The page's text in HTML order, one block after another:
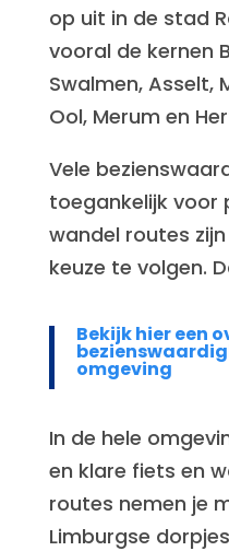
op uit in de stad
vooral de kernen
Swalmen, Asselt,
Ool, Merum en
Vele
toegankelijk voor
wandel routes
keuze te volgen.
Bekijk hier een
omgeving
In de hele
en klare fiets en
routes nemen je
Limburgse